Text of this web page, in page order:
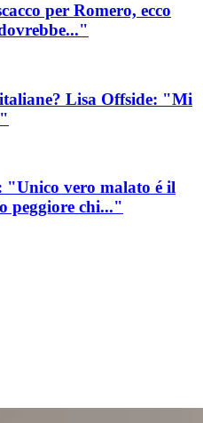
per Romero, ecco
Lisa Offside: "Mi
"Unico vero malato é il
peggiore chi..."